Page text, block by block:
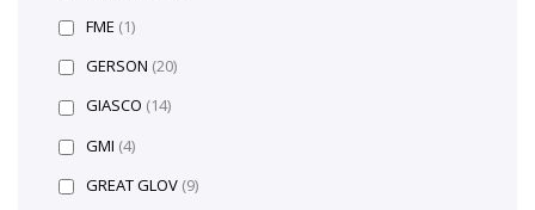
FME (1)
GERSON (20)
GIASCO (14)
GMI (4)
GREAT GLOV (9)